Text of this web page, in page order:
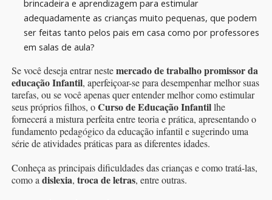
brincadeira e aprendizagem para estimular
adequadamente as crianças muito pequenas, que podem
ser feitas tanto pelos pais em casa como por professores
em salas de aula?
Se você deseja entrar nestemercado de trabalho promissor da
educação Infantil, aperfeiçoar-se para desempenhar melhor suas
tarefas, ou se você apenas quer entender melhor como estimular
seus próprios filhos, oCurso de Educação Infantillhe
fornecerá a mistura perfeita entre teoria e prática, apresentando o
fundamento pedagógico da educação infantil e sugerindo uma
série de atividades práticas para as diferentes idades.
Conheça as principais dificuldades das crianças e como tratá-las,
como a dislexia, troca de letras, entre outras.